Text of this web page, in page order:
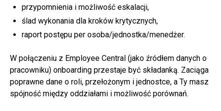
przypomnienia i możliwość eskalacji,
ślad wykonania dla kroków krytycznych,
raport postępu per osoba/jednostka/menedżer.
W połączeniu z Employee Central (jako źródłem danych o
pracowniku) onboarding przestaje być składanką. Zaciąga
poprawne dane o roli, przełożonym i jednostce, a Ty masz
spójność między oddziałami i możliwość porównań.